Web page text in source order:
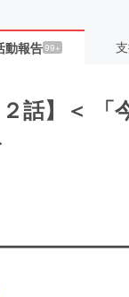
動報告99+
話】＜ 「